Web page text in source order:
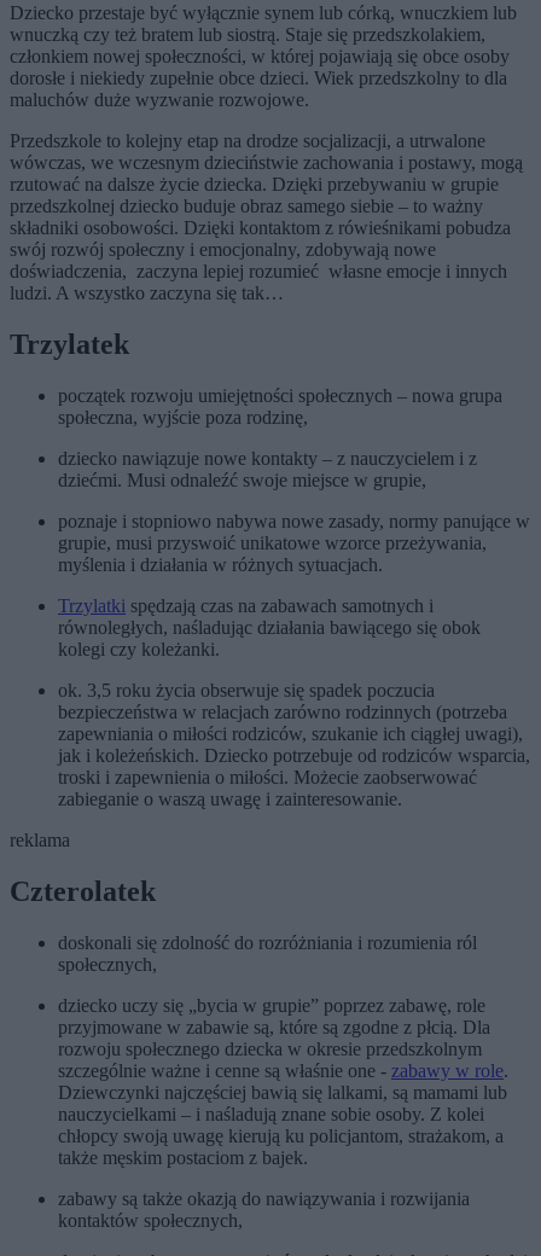
Dziecko przestaje być wyłącznie synem lub córką, wnuczkiem lub
wnuczką czy też bratem lub siostrą. Staje się przedszkolakiem,
członkiem nowej społeczności, w której pojawiają się obce osoby
dorosłe i niekiedy zupełnie obce dzieci. Wiek przedszkolny to dla
maluchów duże wyzwanie rozwojowe.
Przedszkole to kolejny etap na drodze socjalizacji, a utrwalone
wówczas, we wczesnym dzieciństwie zachowania i postawy, mogą
rzutować na dalsze życie dziecka. Dzięki przebywaniu w grupie
przedszkolnej dziecko buduje obraz samego siebie – to ważny
składniki osobowości. Dzięki kontaktom z rówieśnikami pobudza
swój rozwój społeczny i emocjonalny, zdobywają nowe
doświadczenia, zaczyna lepiej rozumieć własne emocje i innych
ludzi. A wszystko zaczyna się tak…
Trzylatek
początek rozwoju umiejętności społecznych – nowa grupa
społeczna, wyjście poza rodzinę,
dziecko nawiązuje nowe kontakty – z nauczycielem i z
dziećmi. Musi odnaleźć swoje miejsce w grupie,
poznaje i stopniowo nabywa nowe zasady, normy panujące w
grupie, musi przyswoić unikatowe wzorce przeżywania,
myślenia i działania w różnych sytuacjach.
Trzylatki spędzają czas na zabawach samotnych i
równoległych, naśladując działania bawiącego się obok
kolegi czy koleżanki.
ok. 3,5 roku życia obserwuje się spadek poczucia
bezpieczeństwa w relacjach zarówno rodzinnych (potrzeba
zapewniania o miłości rodziców, szukanie ich ciągłej uwagi),
jak i koleżeńskich. Dziecko potrzebuje od rodziców wsparcia,
troski i zapewnienia o miłości. Możecie zaobserwować
zabieganie o waszą uwagę i zainteresowanie.
reklama
Czterolatek
doskonali się zdolność do rozróżniania i rozumienia ról
społecznych,
dziecko uczy się „bycia w grupie” poprzez zabawę, role
przyjmowane w zabawie są, które są zgodne z płcią. Dla
rozwoju społecznego dziecka w okresie przedszkolnym
szczególnie ważne i cenne są właśnie one - zabawy w role.
Dziewczynki najczęściej bawią się lalkami, są mamami lub
nauczycielkami – i naśladują znane sobie osoby. Z kolei
chłopcy swoją uwagę kierują ku policjantom, strażakom, a
także męskim postaciom z bajek.
zabawy są także okazją do nawiązywania i rozwijania
kontaktów społecznych,